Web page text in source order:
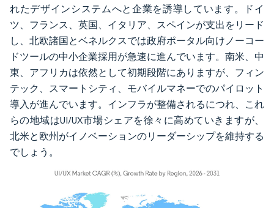
れたデザインシステムへと企業を誘導しています。ドイ
ツ、フランス、英国、イタリア、スペインが支出をリード
し、北欧諸国とベネルクスでは政府ポータル向けノーコー
ドツールの中小企業採用が急速に進んでいます。南米、中
東、アフリカは依然として初期段階にありますが、フィン
テック、スマートシティ、モバイルマネーでのパイロット
導入が進んでいます。インフラが整備されるにつれ、これ
らの地域はUI/UX市場シェアを徐々に高めていきますが、
北米と欧州がイノベーションのリーダーシップを維持する
でしょう。